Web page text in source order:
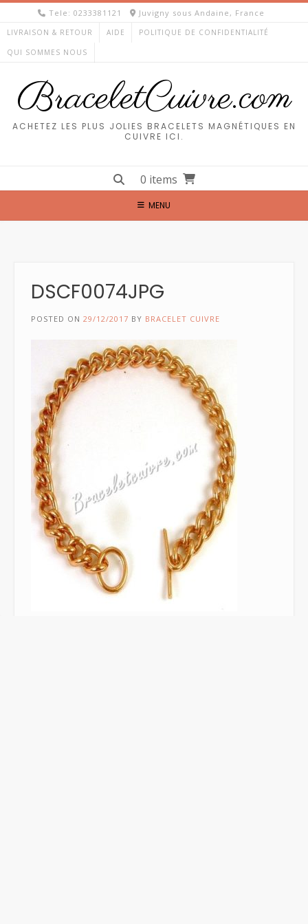
Skip
content
Tele: 0233381121 Juvigny sous Andaine, France
LIVRAISON & RETOUR AIDE POLITIQUE DE CONFIDENTIALITÉ
QUI SOMMES NOUS
BraceletCuivre.com
ACHETEZ LES PLUS JOLIES BRACELETS MAGNÉTIQUES EN
CUIVRE ICI.
0 items
MENU
DSCF0074JPG
POSTED ON 29/12/2017 BY BRACELET CUIVRE